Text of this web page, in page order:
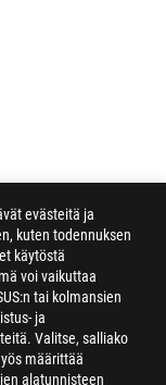
evästeitä ja
kuten todennuksen
käytöstä
voi vaikuttaa
tai kolmansien
ja
Valitse, salliako
määrittää
alatunnisteen
Canada